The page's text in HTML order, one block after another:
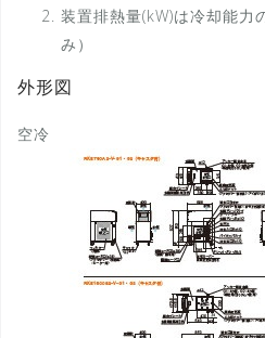
装置排熱量(kW)は冷却能力
み）
外形図
空冷